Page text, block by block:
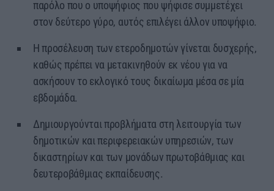
παρόλο που ο υποψήφιος που ψήφισε συμμετέχει
στον δεύτερο γύρο, αυτός επιλέγει άλλον υποψήφιο.
Η προσέλευση των ετεροδημοτών γίνεται δυσχερής,
καθώς πρέπει να μετακινηθούν εκ νέου για να
ασκήσουν το εκλογικό τους δικαίωμα μέσα σε μία
εβδομάδα.
Δημιουργούνται προβλήματα στη λειτουργία των
δημοτικών και περιφερειακών υπηρεσιών, των
δικαστηρίων και των μονάδων πρωτοβάθμιας και
δευτεροβάθμιας εκπαίδευσης.